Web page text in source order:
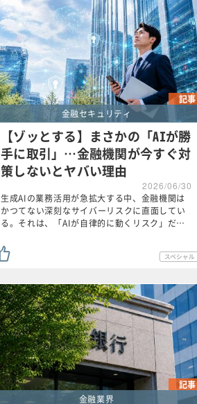
記事
金融セキュリティ
【ゾッとする】まさかの「AIが勝
手に取引」…金融機関が今すぐ対
策しないとヤバい理由
2026/06/30
生成AIの業務活用が急拡大する中、金融機関は
かつてない深刻なサイバーリスクに直面してい
る。それは、「AIが自律的に動くリスク」だ…
記事
金融業界